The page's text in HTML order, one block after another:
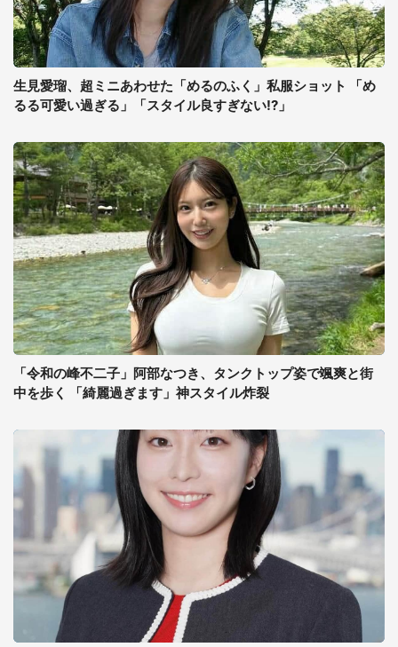
生見愛瑠、超ミニあわせた「めるのふく」私服ショット 「め
るる可愛い過ぎる」「スタイル良すぎない!?」
「令和の峰不二子」阿部なつき、タンクトップ姿で颯爽と街
中を歩く 「綺麗過ぎます」神スタイル炸裂